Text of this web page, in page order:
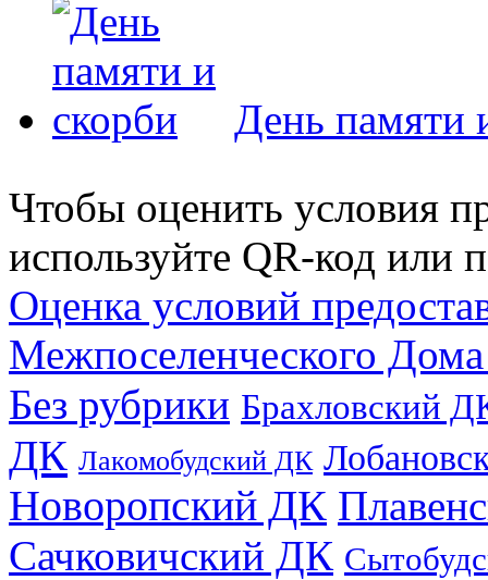
День памяти
Чтобы оценить условия
используйте QR-код или
Оценка условий
Межпоселенческого
Без рубрики Брахловский
ДК Лакомобудский ДК
Новоропский ДК
Сачковичский ДК